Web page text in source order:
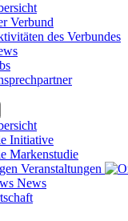
Verbund
des Verbundes
Initiative
Markenstudie
Veranstaltungen
News